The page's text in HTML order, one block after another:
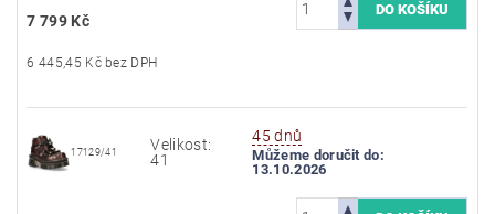
7 799 Kč
6 445,45 Kč bez DPH
17129/41
Velikost:
41
45 dnů
Můžeme doručit do:
13.10.2026